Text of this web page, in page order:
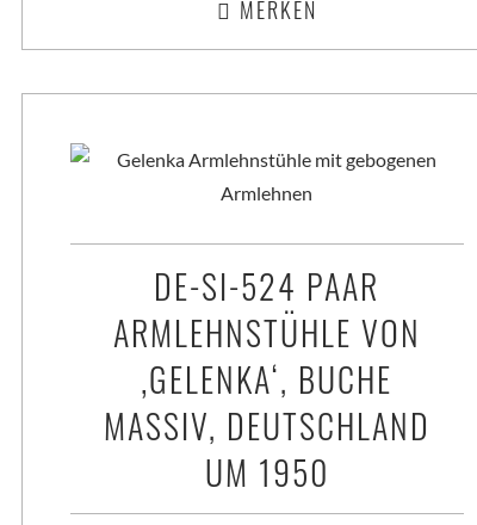
MERKEN
DE-SI-524 PAAR
ARMLEHNSTÜHLE VON
‚GELENKA‘, BUCHE
MASSIV, DEUTSCHLAND
UM 1950